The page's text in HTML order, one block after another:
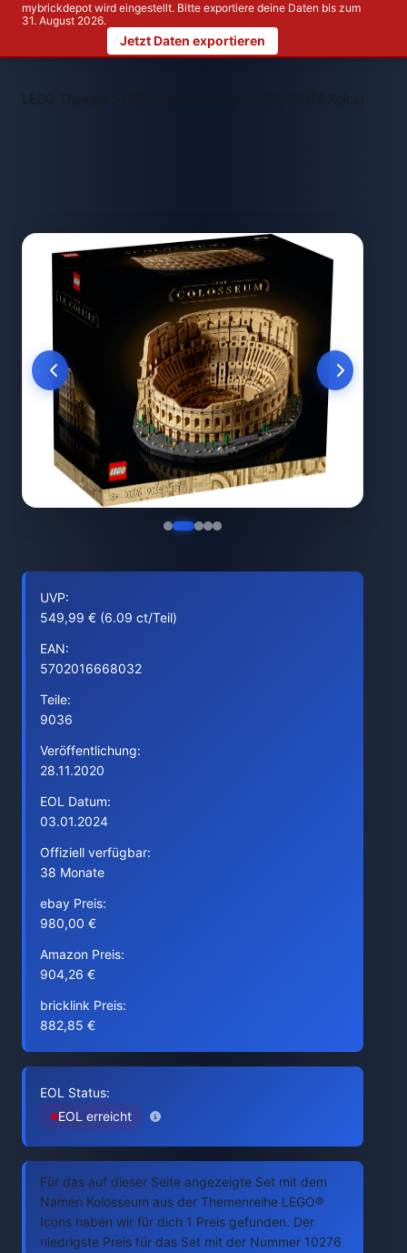
mybrickdepot wird eingestellt. Bitte exportiere deine Daten bis zum
31. August 2026.
Jetzt Daten exportieren
LEGO Themen > LEGO 10276 Kolosseum
UVP:
549,99 € (6.09 ct/Teil)
EAN:
5702016668032
Teile:
9036
Veröffentlichung:
28.11.2020
EOL Datum:
03.01.2024
Offiziell verfügbar:
38 Monate
ebay Preis:
980,00 €
Amazon Preis:
904,26 €
bricklink Preis:
882,85 €
EOL Status:
EOL erreicht
Für das auf dieser Seite angezeigte Set mit dem
Namen Kolosseum aus der Themenreihe LEGO®
Icons haben wir für dich 1 Preis gefunden. Der
niedrigste Preis für das Set mit der Nummer 10276